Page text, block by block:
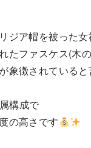
ジア帽を被った
たファスケス(木
象徴されていると
構成で
の高さです